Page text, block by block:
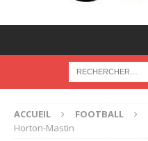
ACCUEIL FOOTBALL
Horton-Mastin